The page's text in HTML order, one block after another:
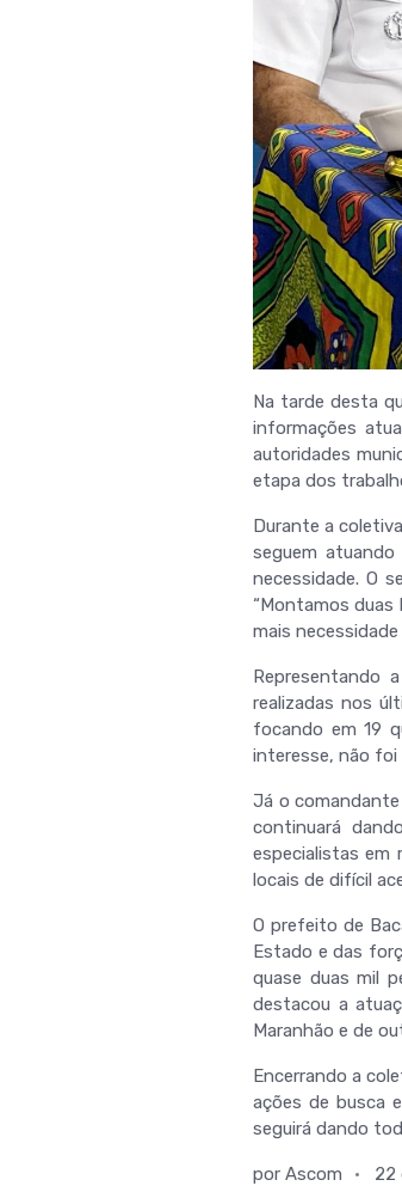
Na tarde desta
informações
autoridades
etapa dos
Durante a
seguem
necessidade. O
“Montamos
mais
Representando
realizadas nos
focando em 19
interesse, não foi
Já o
continuará
especialistas em
locais de difícil
O prefeito de
Estado e das
quase duas mil
destacou a
Maranhão e de
Encerrando a
ações de busca
seguirá dando
por Ascom 22